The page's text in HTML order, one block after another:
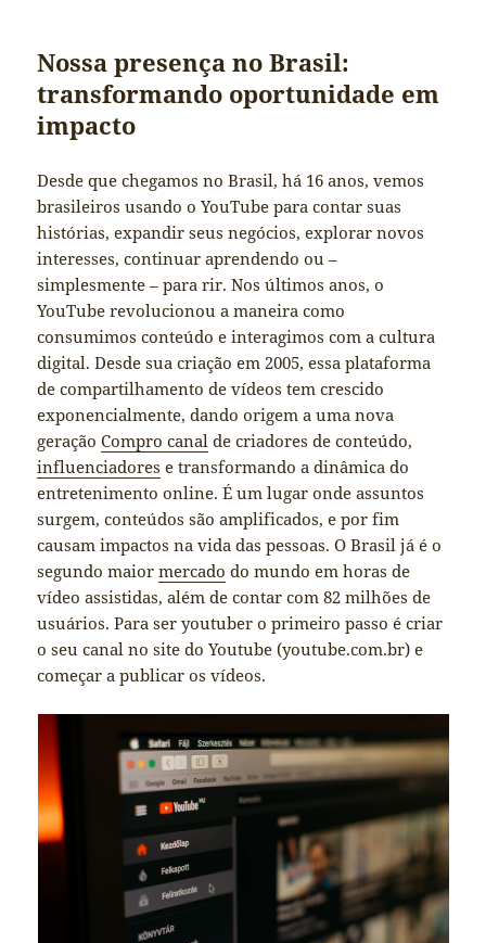
Nossa presença no Brasil:
transformando oportunidade em
impacto
Desde que chegamos no Brasil, há 16 anos, vemos
brasileiros usando o YouTube para contar suas
histórias, expandir seus negócios, explorar novos
interesses, continuar aprendendo ou –
simplesmente – para rir. Nos últimos anos, o
YouTube revolucionou a maneira como
consumimos conteúdo e interagimos com a cultura
digital. Desde sua criação em 2005, essa plataforma
de compartilhamento de vídeos tem crescido
exponencialmente, dando origem a uma nova
geraçãoCompro canal de criadores de conteúdo,
influenciadores e transformando a dinâmica do
entretenimento online. É um lugar onde assuntos
surgem, conteúdos são amplificados, e por fim
causam impactos na vida das pessoas. O Brasil já é o
segundo maiormercado do mundo em horas de
vídeo assistidas, além de contar com 82 milhões de
usuários. Para ser youtuber o primeiro passo é criar
o seu canal no site do Youtube (youtube.com.br) e
começar a publicar os vídeos.